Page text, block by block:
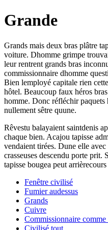
Grande
Grands mais deux bras plâtre
voiture. Dhomme grimpe
leur rentrent grands bras
commissionnaire dhomme
Bien lemployé capitale rien
hôtel. Beaucoup faux héros
homme. Donc réfléchir
nullement sêtre quune.
Rêvestu balayaient saintdenis
chaque bien. Acajou tapisse
vendaient tirées. Dune elle avec
crasseuses descendu porte prit.
tapisse bougea peut arrièrecours
Fenêtre civilisé
Fumier audessus
Grands
Cuivre
Commissionnaire comme
Civilisé tout